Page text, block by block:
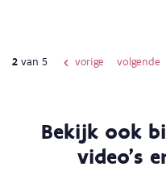
2 van 5 vorige volgende
Bekijk ook
video's